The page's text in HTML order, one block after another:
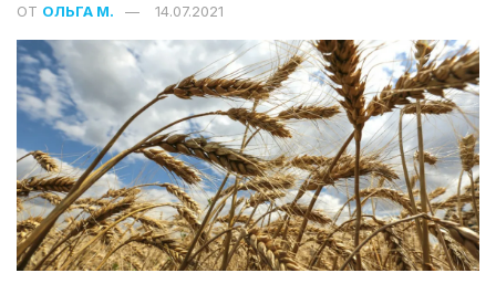
ОТ ОЛЬГА М. 14.07.2021